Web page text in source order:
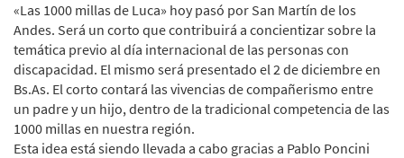
«Las 1000 millas de Luca» hoy pasó por San Martín de los
Andes. Será un corto que contribuirá a concientizar sobre la
temática previo al día internacional de las personas con
discapacidad. El mismo será presentado el 2 de diciembre en
Bs.As. El corto contará las vivencias de compañerismo entre
un padre y un hijo, dentro de la tradicional competencia de las
1000 millas en nuestra región.
Esta idea está siendo llevada a cabo gracias a Pablo Poncini